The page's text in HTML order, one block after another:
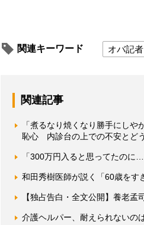
関連キーワード オバ記者
関連記事
「煮るなり焼くなり勝手にし
恥心 内診台の上での不安とど
「300万円入ると思ってたの
和田秀樹医師が説く「60歳をす
【独占告白・全文公開】養老孟
介護ヘルパー、耐えられないの